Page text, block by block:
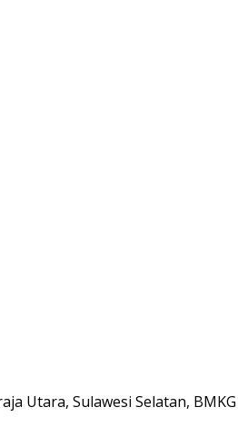
Utara, Sulawesi Selatan,